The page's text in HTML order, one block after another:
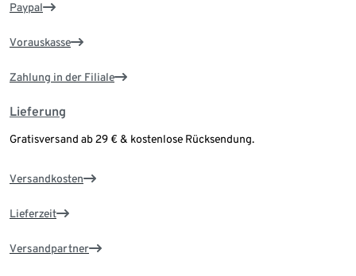
Paypal
Vorauskasse
Zahlung in der Filiale
Lieferung
Gratisversand ab 29 € & kostenlose Rücksendung.
Versandkosten
Lieferzeit
Versandpartner